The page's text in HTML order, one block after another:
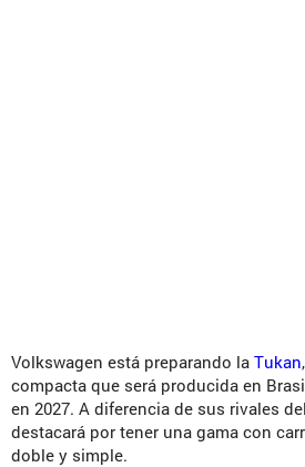
Volkswagen está preparando la Tukan
compacta que será producida en
en 2027. A diferencia de sus rivales
destacará por tener una gama con
doble y simple.